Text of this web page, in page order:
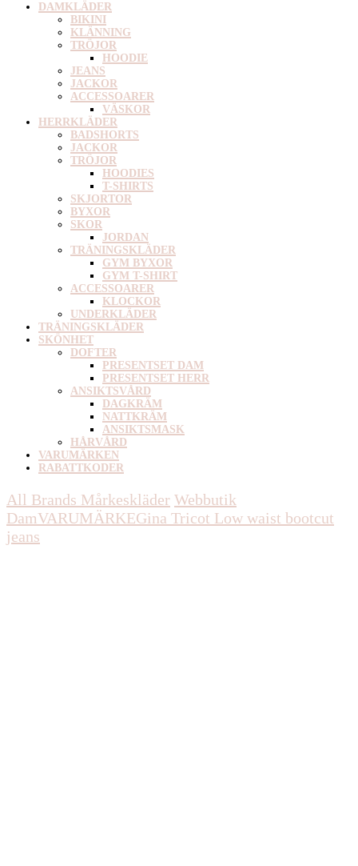
DAMKLÄDER
BIKINI
KLÄNNING
TRÖJOR
HOODIE
JEANS
JACKOR
ACCESSOARER
VÄSKOR
HERRKLÄDER
BADSHORTS
JACKOR
TRÖJOR
HOODIES
T-SHIRTS
SKJORTOR
BYXOR
SKOR
JORDAN
TRÄNINGSKLÄDER
GYM BYXOR
GYM T-SHIRT
ACCESSOARER
KLOCKOR
UNDERKLÄDER
TRÄNINGSKLÄDER
SKÖNHET
DOFTER
PRESENTSET DAM
PRESENTSET HERR
ANSIKTSVÅRD
DAGKRÄM
NATTKRÄM
ANSIKTSMASK
HÅRVÅRD
VARUMÄRKEN
RABATTKODER
All Brands Mårkeskläder Webbutik
DamVARUMÄRKEGina Tricot Low waist bootcut
jeans